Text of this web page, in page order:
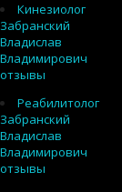
Кинезиолог
Забранский
Владислав
Владимирович
отзывы
Реабилитолог
Забранский
Владислав
Владимирович
отзывы